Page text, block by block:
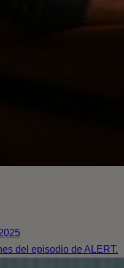
del episodio de ALERT.